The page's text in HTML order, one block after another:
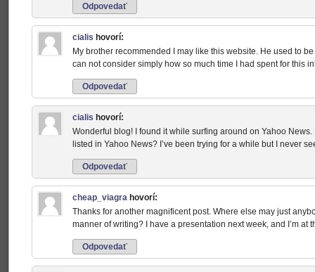
Odpovedať
cialis hovorí:
My brother recommended I may like this website. He used to
can not consider simply how so much time I had spent for this
Odpovedať
cialis hovorí:
Wonderful blog! I found it while surfing around on Yahoo
listed in Yahoo News? I’ve been trying for a while but I never
Odpovedať
cheap_viagra hovorí:
Thanks for another magnificent post. Where else may just
manner of writing? I have a presentation next week, and I’m at
Odpovedať